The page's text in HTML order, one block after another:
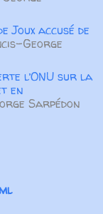
m...
Joux accusé de
George
l’ONU sur la
en
Sarpédon